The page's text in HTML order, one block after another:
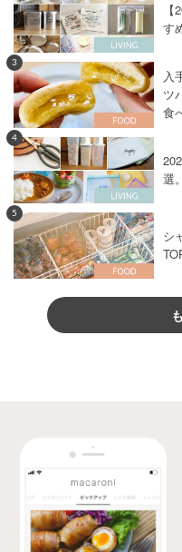
す
3
入
ツ
食
4
選
5
シ